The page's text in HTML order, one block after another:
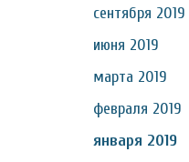
сентября 2019
июня 2019
марта 2019
февраля 2019
января 2019